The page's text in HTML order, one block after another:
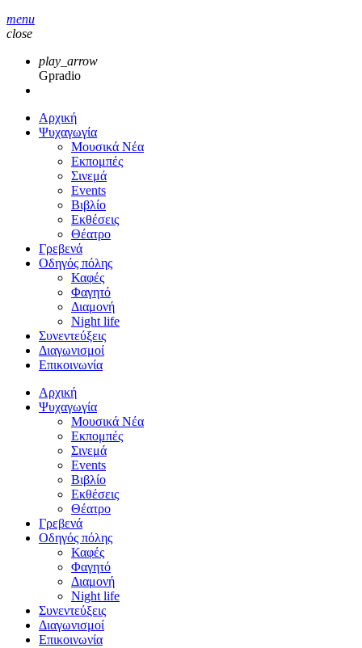
menu
close
play_arrow
Gpradio
Αρχική
Ψυχαγωγία
Μουσικά Νέα
Εκπομπές
Σινεμά
Events
Βιβλίο
Εκθέσεις
Θέατρο
Γρεβενά
Οδηγός πόλης
Καφές
Φαγητό
Διαμονή
Night life
Συνεντεύξεις
Διαγωνισμοί
Επικοινωνία
Αρχική
Ψυχαγωγία
Μουσικά Νέα
Εκπομπές
Σινεμά
Events
Βιβλίο
Εκθέσεις
Θέατρο
Γρεβενά
Οδηγός πόλης
Καφές
Φαγητό
Διαμονή
Night life
Συνεντεύξεις
Διαγωνισμοί
Επικοινωνία